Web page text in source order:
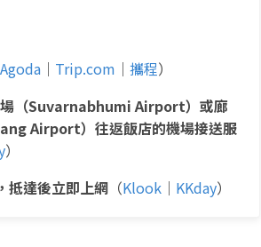
Agoda ｜ Trip.com ｜ 攜程）
場（Suvarnabhumi Airport）或廊
Airport）往返飯店的機場接送服
）
抵達後立即上網 （Klook ｜ KKday）